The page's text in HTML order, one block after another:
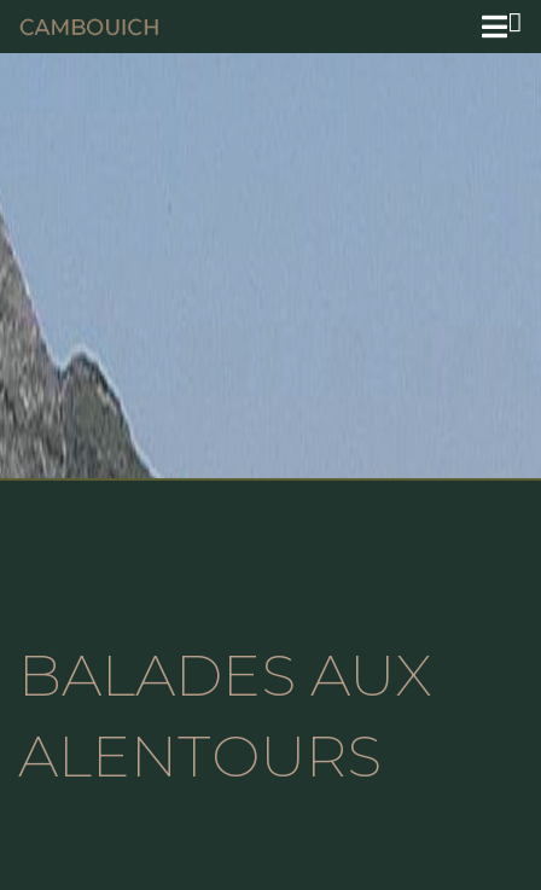
BALADES AUX
ALENTOURS